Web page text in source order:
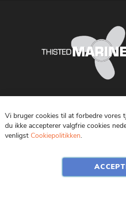
Vi bruger cookies til at forbedre vores
du ikke accepterer valgfrie cookies
venligst Cookiepolitikken.